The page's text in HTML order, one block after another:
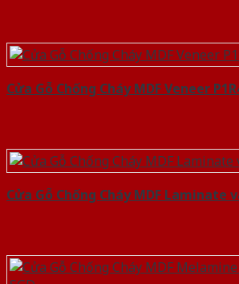
Cửa Gỗ Chống Cháy MDF Veneer
Cửa Gỗ Chống Cháy MDF Laminate